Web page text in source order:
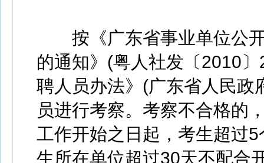
按《广东省事业单位公开
的通知》(粤人社发〔2010
聘人员办法》(广东省人民政
员进行考察。考察不合格的
工作开始之日起，考生超过
生所在单位超过30天不配合